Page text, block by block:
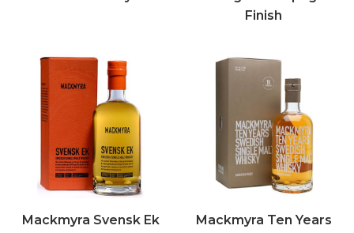
Finish
Mackmyra Svensk Ek Mackmyra Ten Years